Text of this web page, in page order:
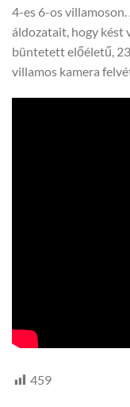
4-es 6-os
áldozatait, hogy kést
büntetett előéletű,
villamos kamera
459